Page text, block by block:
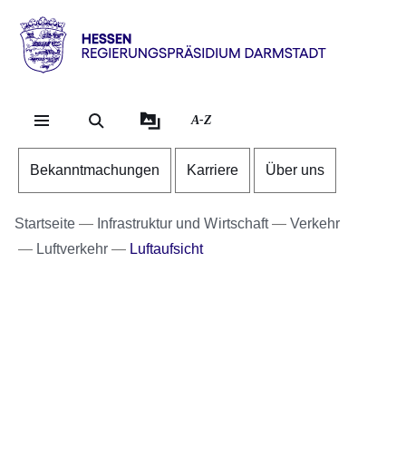
Direkt zum Kopf der
Direkt zum Inhalt
Direkt zum Fuß der
Hessen
RP
Darmstadt
A-Z
Bekanntmachungen Karriere Über uns
Startseite Infrastruktur und Wirtschaft
Verkehr
Luftverkehr
Luftaufsicht